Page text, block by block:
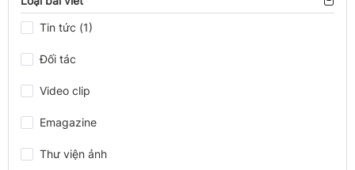
Tin tức (1)
Đối tác
Video clip
Emagazine
Thư viện ảnh